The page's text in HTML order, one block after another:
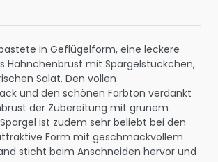
in Geflügelform, eine leckere
Hähnchenbrust mit Spargelstückchen,
Salat. Den vollen
und den schönen Farbton verdankt
der Zubereitung mit grünem
ist zudem sehr beliebt bei den
Form mit geschmackvollem
sticht beim Anschneiden hervor und